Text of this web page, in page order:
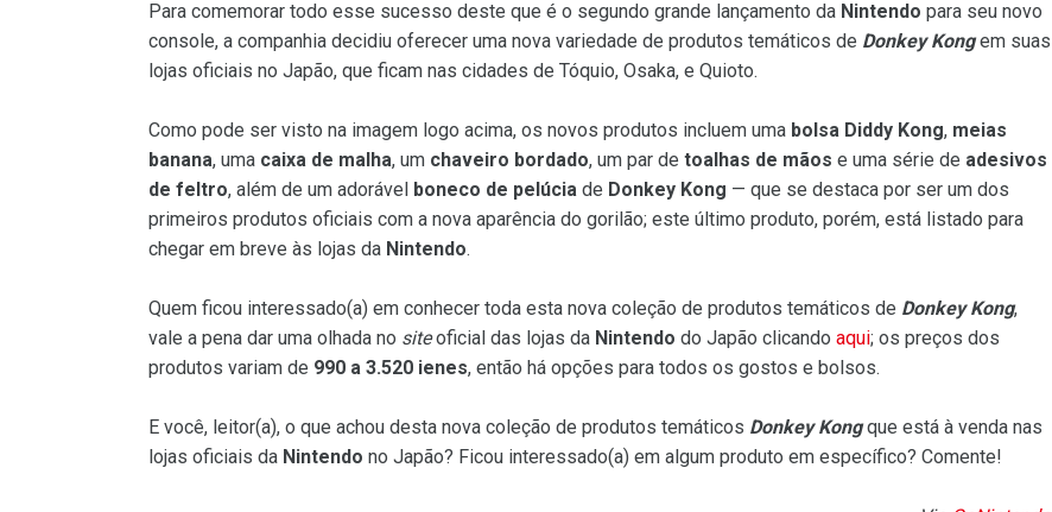
Para comemorar todo esse sucesso deste que é o segundo grande lançamento da Nintendo para seu novo
console, a companhia decidiu oferecer uma nova variedade de produtos temáticos de Donkey Kongem suas
lojas oficiais no Japão, que ficam nas cidades de Tóquio, Osaka, e Quioto.
Como pode ser visto na imagem logo acima, os novos produtos incluem uma bolsa Diddy Kong, meias
banana, uma caixa de malha, um chaveiro bordado, um par de toalhas de mãos e uma série de adesivos
de feltro, além de um adorável boneco de pelúcia de Donkey Kong — que se destaca por ser um dos
primeiros produtos oficiais com a nova aparência do gorilão; este último produto, porém, está listado para
chegar em breve às lojas da Nintendo.
Quem ficou interessado(a) em conhecer toda esta nova coleção de produtos temáticos de Donkey Kong,
vale a pena dar uma olhada no siteoficial das lojas da Nintendo do Japão clicando aqui; os preços dos
produtos variam de 990 a 3.520 ienes, então há opções para todos os gostos e bolsos.
E você, leitor(a), o que achou desta nova coleção de produtos temáticos Donkey Kongque está à venda nas
lojas oficiais da Nintendo no Japão? Ficou interessado(a) em algum produto em específico? Comente!